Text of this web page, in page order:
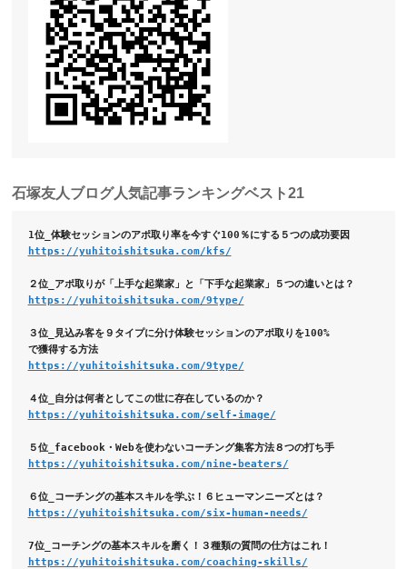
石塚友人ブログ人気記事ランキングベスト21
1位_体験セッションのアポ取り率を今すぐ100％
にする５つの成功要因
https://yuhitoishitsuka.com/kfs/
https://yuhitoishitsuka.com/9type/
３位_見込み客を９タイプに分け体験セッションのアポ取りを100%
で獲得する方法
https://yuhitoishitsuka.com/9type/
https://yuhitoishitsuka.com/self-image/
５位_facebook・Webを使わないコーチング集客方法８つの打ち手
https://yuhitoishitsuka.com/nine-beaters/
https://yuhitoishitsuka.com/six-human-needs/
https://yuhitoishitsuka.com/coaching-skills/